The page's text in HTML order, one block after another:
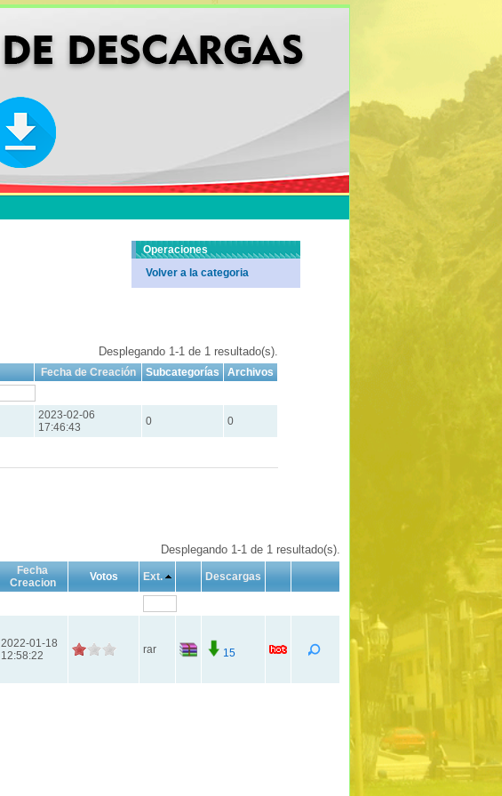
Desplegando 1-1 de 1 resultado(s).
Fecha de Creación Subcategorías Archivos
2023-02-06
17:46:43
0 0
Desplegando 1-1 de 1 resultado(s).
Fecha
Creacion
Votos Ext. Descargas
2022-01-18
12:58:22
rar 15
Operaciones
Volver a la categoria